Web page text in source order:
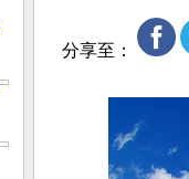
分享至：